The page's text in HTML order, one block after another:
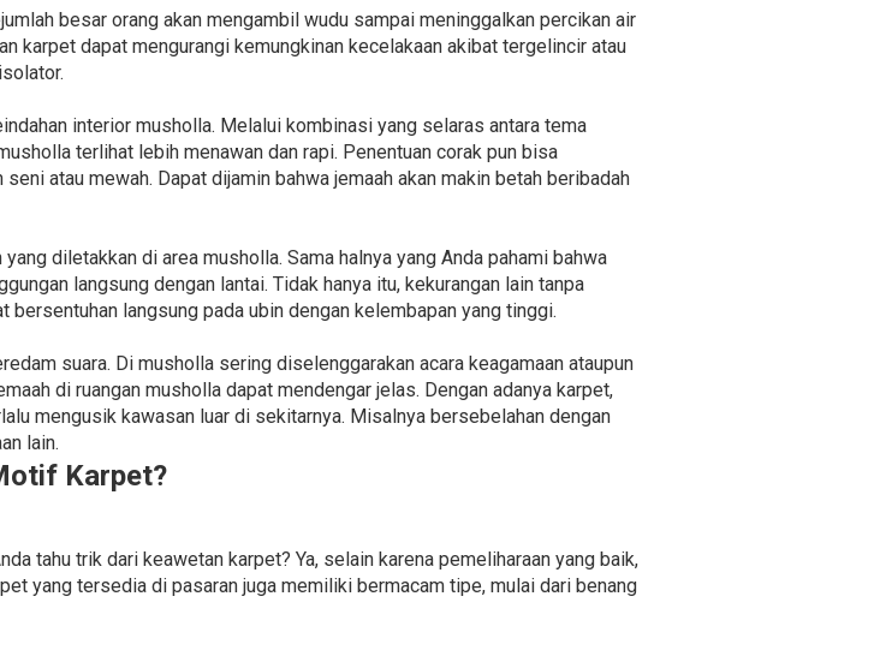
besar orang akan mengambil wudu sampai meninggalkan percikan air
karpet dapat mengurangi kemungkinan kecelakaan akibat tergelincir atau
interior musholla. Melalui kombinasi yang selaras antara tema
terlihat lebih menawan dan rapi. Penentuan corak pun bisa
atau mewah. Dapat dijamin bahwa jemaah akan makin betah beribadah
diletakkan di area musholla. Sama halnya yang Anda pahami bahwa
langsung dengan lantai. Tidak hanya itu, kekurangan lain tanpa
langsung pada ubin dengan kelembapan yang tinggi.
suara. Di musholla sering diselenggarakan acara keagamaan ataupun
di ruangan musholla dapat mendengar jelas. Dengan adanya karpet,
mengusik kawasan luar di sekitarnya. Misalnya bersebelahan dengan
lain.
Karpet?
tahu trik dari keawetan karpet? Ya, selain karena pemeliharaan yang baik,
yang tersedia di pasaran juga memiliki bermacam tipe, mulai dari benang